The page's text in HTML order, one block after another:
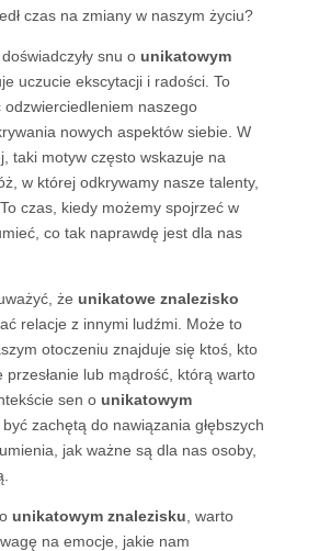
czas na zmiany w naszym życiu?
snu o unikatowym
uczucie ekscytacji i radości. To
odzwierciedleniem naszego
nowych aspektów siebie. W
taki motyw często wskazuje na
w której odkrywamy nasze talenty,
czas, kiedy możemy spojrzeć w
co tak naprawdę jest dla nas
że unikatowe znalezisko
relacje z innymi ludźmi. Może to
otoczeniu znajduje się ktoś, kto
przesłanie lub mądrość, którą warto
sen o unikatowym
zachętą do nawiązania głębszych
jak ważne są dla nas osoby,
unikatowym znalezisku , warto
na emocje, jakie nam